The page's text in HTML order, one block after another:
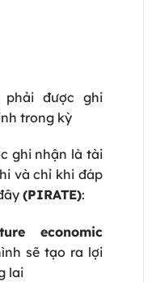
phải được ghi
trong kỳ
ghi nhận là tài
và chỉ khi đáp
(PIRATE):
economic
sẽ tạo ra lợi
lai